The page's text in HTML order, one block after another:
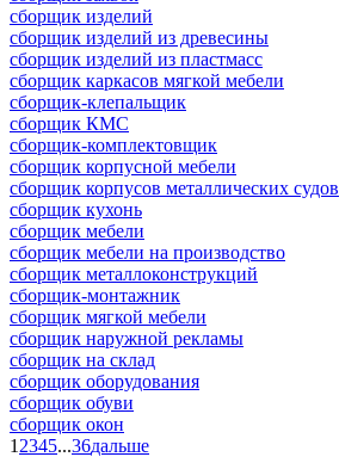
сборщик изделий
сборщик изделий из древесины
сборщик изделий из пластмасс
сборщик каркасов мягкой мебели
сборщик-клепальщик
сборщик КМС
сборщик-комплектовщик
сборщик корпусной мебели
сборщик корпусов металлических судов
сборщик кухонь
сборщик мебели
сборщик мебели на производство
сборщик металлоконструкций
сборщик-монтажник
сборщик мягкой мебели
сборщик наружной рекламы
сборщик на склад
сборщик оборудования
сборщик обуви
сборщик окон
1 2345...36дальше